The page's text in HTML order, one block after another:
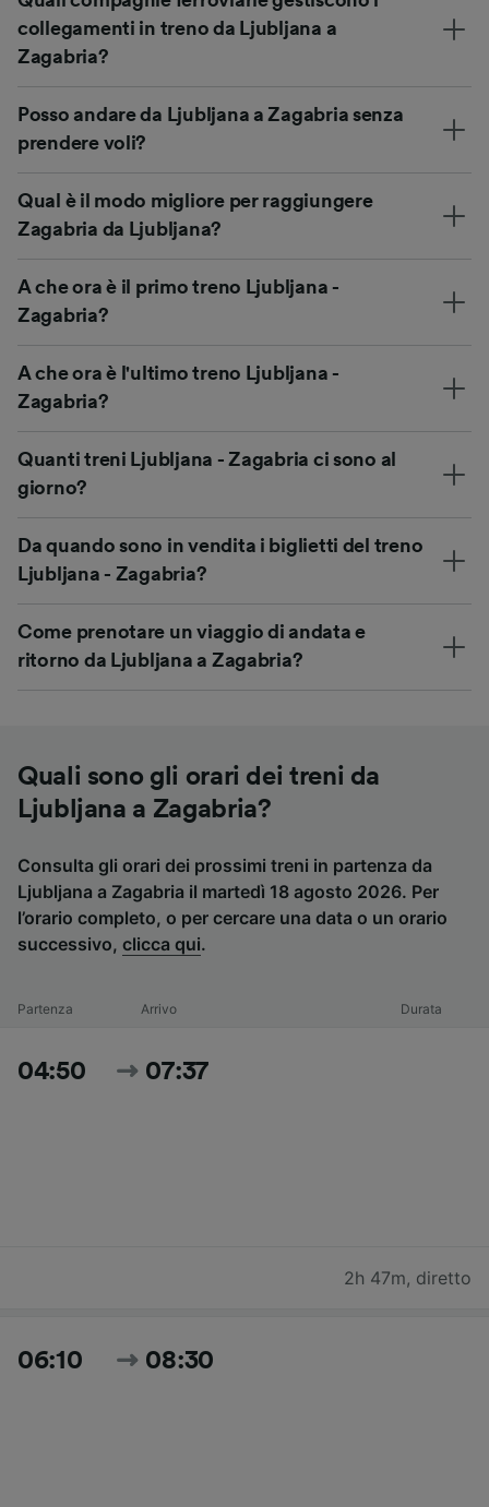
collegamenti in treno da Ljubljana a
Zagabria?
Posso andare da Ljubljana a Zagabria senza
prendere voli?
Qual è il modo migliore per raggiungere
Zagabria da Ljubljana?
A che ora è il primo treno Ljubljana -
Zagabria?
A che ora è l'ultimo treno Ljubljana -
Zagabria?
Quanti treni Ljubljana - Zagabria ci sono al
giorno?
Da quando sono in vendita i biglietti del treno
Ljubljana - Zagabria?
Come prenotare un viaggio di andata e
ritorno da Ljubljana a Zagabria?
Quali sono gli orari dei treni da
Ljubljana a Zagabria?
Consulta gli orari dei prossimi treni in partenza da
Ljubljana a Zagabria il martedì 18 agosto 2026. Per
l’orario completo, o per cercare una data o un orario
successivo, clicca qui.
Partenza Arrivo Durata
04:50 07:37
2h 47m, diretto
06:10 08:30